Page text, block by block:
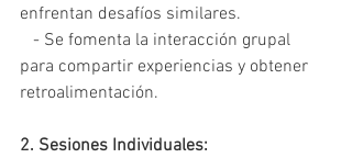
enfrentan desafíos similares.
para compartir experiencias y obtener
retroalimentación.
2. Sesiones Individuales: